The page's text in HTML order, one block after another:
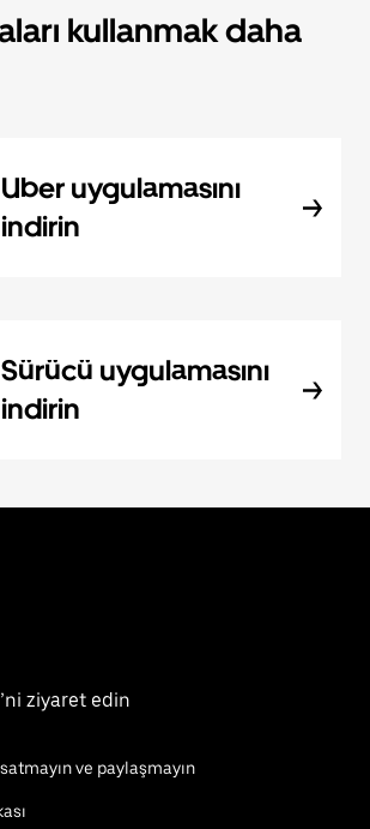
kullanmak daha
Uber uygulamasını
indirin
Sürücü uygulamasını
indirin
ziyaret edin
ve paylaşmayın